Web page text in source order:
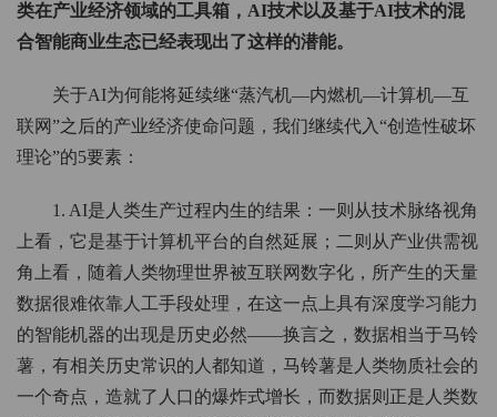
类在产业经济领域的工具箱，AI技术以及基于AI技术的混
合智能商业生态已经表现出了这样的潜能。
关于AI为何能将延续继“蒸汽机—内燃机—计算机—互
联网”之后的产业经济使命问题，我们继续代入“创造性破坏
理论”的5要素：
1. AI是人类生产过程内生的结果：一则从技术脉络视角
上看，它是基于计算机平台的自然延展；二则从产业供需视
角上看，随着人类物理世界被互联网数字化，所产生的天量
数据很难依靠人工手段处理，在这一点上具有深度学习能力
的智能机器的出现是历史必然——换言之，数据相当于马铃
薯，有相关历史常识的人都知道，马铃薯是人类物质社会的
一个奇点，造就了人口的爆炸式增长，而数据则正是人类数